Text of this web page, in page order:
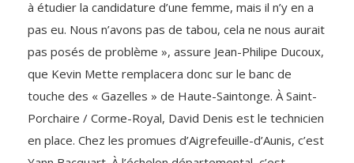
à étudier la candidature d’une femme, mais il n’y en a
pas eu. Nous n’avons pas de tabou, cela ne nous aurait
pas posés de problème », assure Jean-Philipe Ducoux,
que Kevin Mette remplacera donc sur le banc de
touche des « Gazelles » de Haute-Saintonge. À Saint-
Porchaire / Corme-Royal, David Denis est le technicien
en place. Chez les promues d’Aigrefeuille-d’Aunis, c’est